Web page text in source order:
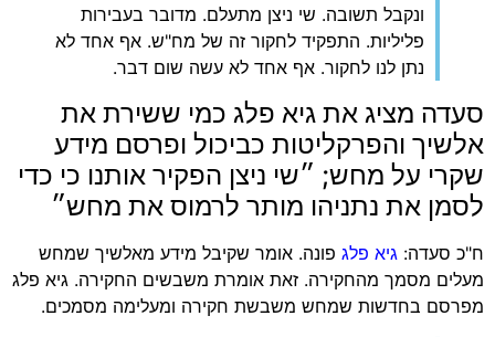
ונקבל תשובה. שי ניצן מתעלם. מדובר בעבירות
פליליות. התפקיד לחקור זה של מח"ש. אף אחד לא
נתן לנו לחקור. אף אחד לא עשה שום דבר.
‏סעדה מציג את גיא פלג כמי ששירת את
אלשיך והפרקליטות כביכול ופרסם מידע
שקרי על מחש; ״שי ניצן הפקיר אותנו כי כדי
לסמן את נתניהו מותר לרמוס את מחש״
‏ח"כ סעדה: גיא פלג פונה. אומר שקיבל מידע מאלשיך שמחש
מעלים מסמך מהחקירה. זאת אומרת משבשים החקירה. גיא פלג
מפרסם בחדשות שמחש משבשת חקירה ומעלימה מסמכים.